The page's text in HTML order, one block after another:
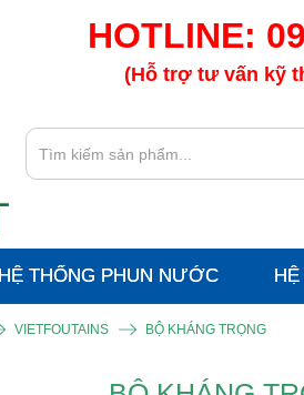
HOTLINE:
(Hỗ trợ tư vấn kỹ
HỆ THỐNG PHUN NƯỚC
VIETFOUTAINS BỘ KHÁNG TRỌNG